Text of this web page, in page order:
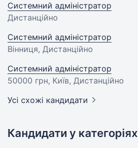
Системний адміністратор
Дистанційно
Системний адміністратор
Вінниця, Дистанційно
Системний адміністратор
50000 грн, Київ, Дистанційно
Усі схожі кандидати
Кандидати у категоріях